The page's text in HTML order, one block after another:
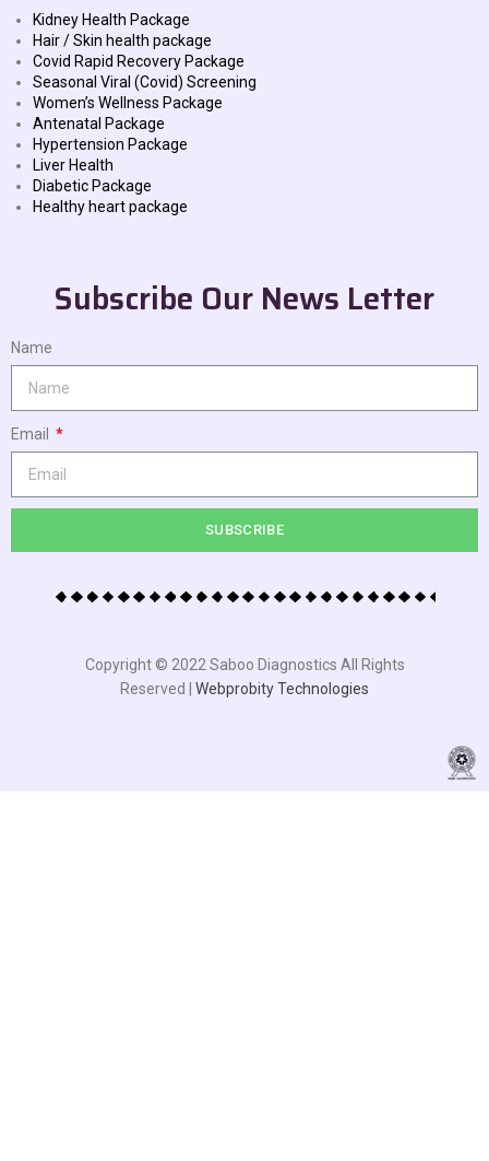
Kidney Health Package
Hair / Skin health package
Covid Rapid Recovery Package
Seasonal Viral (Covid) Screening
Women’s Wellness Package
Antenatal Package
Hypertension Package
Liver Health
Diabetic Package
Healthy heart package
Subscribe Our News Letter
Name
Email
SUBSCRIBE
Copyright © 2022 Saboo Diagnostics All Rights
Reserved | Webprobity Technologies